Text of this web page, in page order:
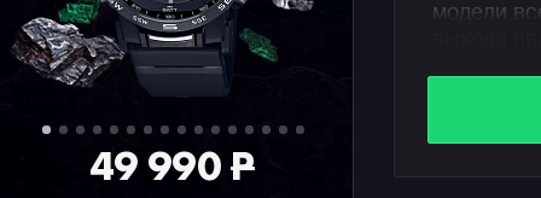
49 990P
модели
модуль